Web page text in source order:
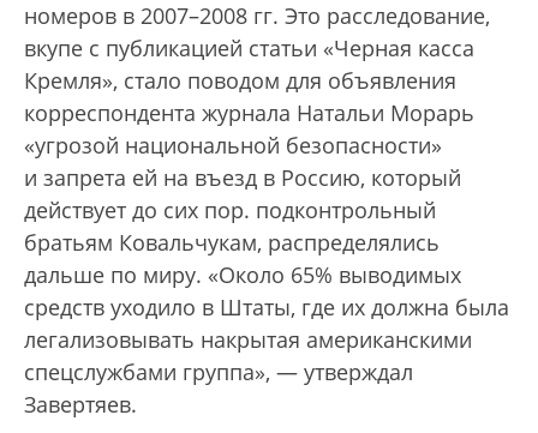
номеров в 2007–2008 гг. Это расследование,
вкупе с публикацией статьи «Черная касса
Кремля», стало поводом для объявления
корреспондента журнала Натальи Морарь
«угрозой национальной безопасности»
и запрета ей на въезд в Россию, который
действует до сих пор. подконтрольный
братьям Ковальчукам, распределялись
дальше по миру. «Около 65% выводимых
средств уходило в Штаты, где их должна была
легализовывать накрытая американскими
спецслужбами группа», — утверждал
Завертяев.